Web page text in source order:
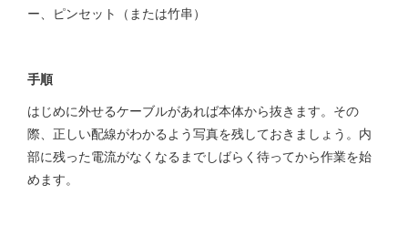
ー、ピンセット（または竹串）
手順
はじめに外せるケーブルがあれば本体から抜きます。その
際、正しい配線がわかるよう写真を残しておきましょう。内
部に残った電流がなくなるまでしばらく待ってから作業を始
めます。